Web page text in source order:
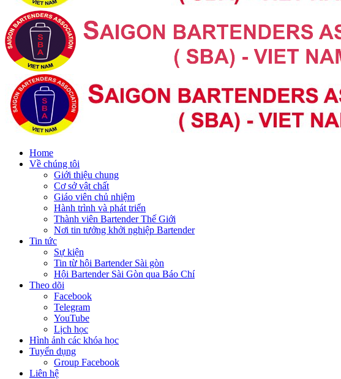
Home
Về chúng tôi
Giới thiệu chung
Cơ sở vật chất
Giáo viên chủ nhiệm
Hành trình và phát triển
Thành viên Bartender Thế Giới
Nơi tin tưởng khởi nghiệp Bartender
Tin tức
Sự kiện
Tin từ hội Bartender Sài gòn
Hội Bartender Sài Gòn qua Báo Chí
Theo dõi
Facebook
Telegram
YouTube
Lịch học
Hình ảnh các khóa học
Tuyển dụng
Group Facebook
Liên hệ